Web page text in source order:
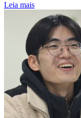
Leia mais